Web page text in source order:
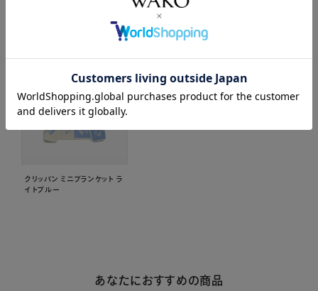
クリッパン ミニブランケット ラ
イトブルー
あなたにおすすめの商品